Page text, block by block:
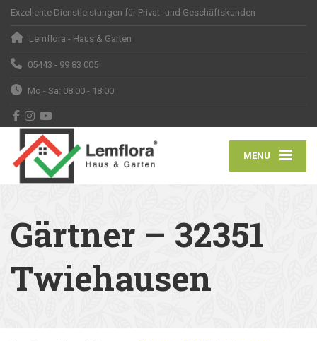
Exzellente Dienstleistungen für Privat- und Geschäftskunden
Lemflora - Haus & Garten
05443 - 99 83 005
Mo - Sa: 08:00 - 18:00
MENU
Gärtner – 32351
Twiehausen